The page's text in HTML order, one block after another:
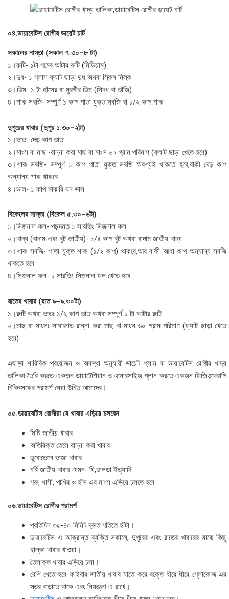
০৪.ডায়াবেটিস রোগীর ডায়েট চার্ট
সকালের নাস্তা (সকাল ৭.৩০–৮ টা)
১।রুটি- ১টা গমের আটার রুটি (মিডিয়াম)
২।দুধ- ১ গ্লাস ফ্যাট ছাড়া দুধ অথবা স্কিম মিল্ক
৩।ডিম- ১ টা হাঁসের বা মুরগীর ডিম (সিদ্ধ বা ভাঁজি)
৪।শাক সবজি- সম্পুর্ণ ১ কাপ পাতা যুক্ত সবজি বা ১/২ কাপ শাক
দুপুরের খাবার (দুপুর ১.৩০–২টা)
১।ভাত- দেড় কাপ ভাত
২।মাংস বা মাছ -রান্না করা মাছ বা মাংস ৬০ গ্রাম পরিমাণ (ফ্যাট ছাড়া খেতে হবে)
৩।শাক সবজি- সম্পুর্ণ ১ কাপ পাতা যুক্ত সবজি অবশ্যই খাকতে হবে,বাকী দেড় কাপ
অন্যান্য শাক থাকবে
৪।ডাল- ১ কাপ মাঝারি ঘন ডাল
বিকেলের নাস্তা (বিকেল ৫.৩০–৬টা)
১।সিজনাল ফল- পছন্দমত ১ সারভিং সিজনাল ফল
২।খাদ্য (বাদাম এবং বুট জাতীয়)- ১/৪ কাপ বুট অথবা বাদাম জাতীয় খাদ্য
৩।শাক সবজি- পাতা যুক্ত শাক (১/২ কাপ) থাকবে,আর বাকী আধা কাপ অন্যান্য সবজি
থাকতে হবে
৪।সিজনাল ফল- ১ সারভিং সিজনাল ফল খেতে হবে
রাতের খাবার (রাত ৯–৯.৩০টা)
১।রুটি অথবা ভাতঃ ১/২ কাপ ভাত অথবা সম্পুর্ণ ১ টা আটার রুটি
২।মাছ বা মাংসঃ সাধারণতরান্না করা মাছ বা মাংস ৬০ গ্রাম পরিমাণ(ফ্যাট ছাড়াখেতে
হবে)
এছাড়া শারিরিক প্রয়োজন ও অবস্থা অনুযায়ী ডায়েট প্লান বা ডায়াবেটিস রোগীর খাদ্য
তালিকা তৈরি করতে একজন ডায়াটেশিয়ান ও এক্সারসাইজ প্লান করতে একজন ফিজিওথেরাপি
চিকিৎসকের পরামর্শ নেয়া উচিত আমাদের।
০৫.ডায়াবেটিস রোগীরা যে খাবার এড়িয়ে চলবেন
মিষ্টি জাতীয় খাবার
অতিরিক্ত তেলে রান্না করা খাবার
ডুবোতেলে ভাজা খাবার
চর্বি জাতীয় খাবার যেমন- ঘি,ডালডা ইত্যাদি
গরু, খাসী, পাখির ও হাঁস এর মাংস এড়িয়ে চলতে হবে
০৬.ডায়াবেটিস রোগীর পরামর্শ
প্রতিদিন ৩৫-৪০ মিনিট দ্রুত গতিতে হাঁটা।
ডায়াবেটিস এ আক্রান্ত ব্যক্তি সকালে, দুপুরের এবং রাতের খাবারের মাঝে কিছু
হাল্কা খাবার খাওয়া।
তৈলাক্ত খাবার এড়িয়ে চলা।
বেশি খেতে হবে ফাইবার জাতীয় খাবার যাতে করে রক্তে ধীরে ধীরে গ্লোকোজ এর
স্তর বাড়াতে থাকে এবং নিয়ন্ত্রণ এ রাখে।